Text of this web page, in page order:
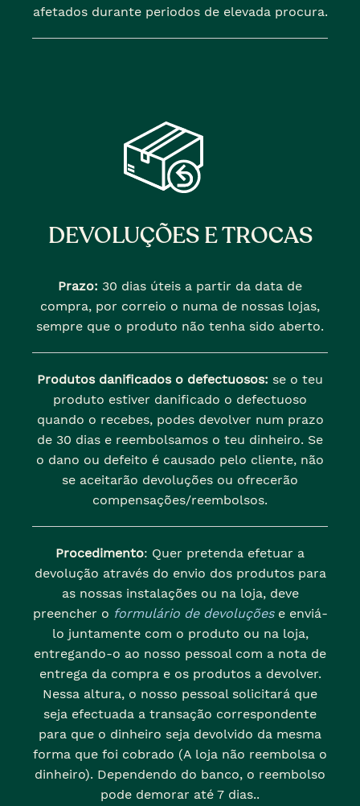
afetados durante periodos de elevada procura.
DEVOLUÇÕES E TROCAS
Prazo: 30 dias úteis a partir da data de
compra, por correio o numa de nossas lojas,
sempre que o produto não tenha sido aberto.
Produtos danificados o defectuosos: se o teu
produto estiver danificado o defectuoso
quando o recebes, podes devolver num prazo
de 30 dias e reembolsamos o teu dinheiro. Se
o dano ou defeito é causado pelo cliente, não
se aceitarão devoluções ou ofrecerão
compensações/reembolsos.
Procedimento: Quer pretenda efetuar a
devolução através do envio dos produtos para
as nossas instalações ou na loja, deve
preencher o formulário de devoluçõese enviá-
lo juntamente com o produto ou na loja,
entregando-o ao nosso pessoal com a nota de
entrega da compra e os produtos a devolver.
Nessa altura, o nosso pessoal solicitará que
seja efectuada a transação correspondente
para que o dinheiro seja devolvido da mesma
forma que foi cobrado (A loja não reembolsa o
dinheiro). Dependendo do banco, o reembolso
pode demorar até 7 dias..